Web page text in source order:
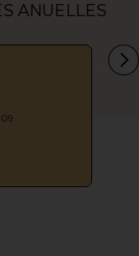
ANUELLES